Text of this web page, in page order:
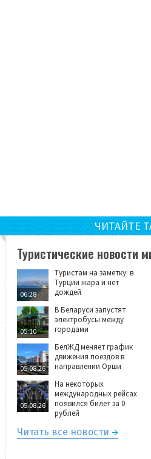
ЧИТАЙТЕ
Туристические новости
06:28
Туристам на заметку: в
Турции жара и нет
дождей
05:10
В Беларуси запустят
электробусы между
городами
05.08.26
БелЖД меняет график
движения поездов в
направлении Орши
05.08.26
На некоторых
международных рейсах
появился билет за 0
рублей
Читать все новости